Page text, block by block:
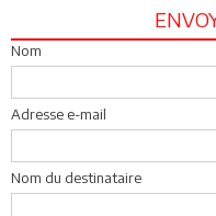
Nom
Adresse e-mail
Nom du destinataire